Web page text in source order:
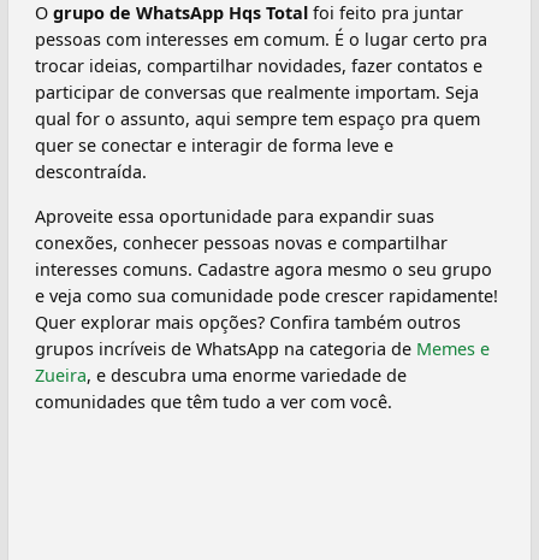
O grupo de WhatsApp Hqs Total foi feito pra juntar
pessoas com interesses em comum. É o lugar certo pra
trocar ideias, compartilhar novidades, fazer contatos e
participar de conversas que realmente importam. Seja
qual for o assunto, aqui sempre tem espaço pra quem
quer se conectar e interagir de forma leve e
descontraída.
Aproveite essa oportunidade para expandir suas
conexões, conhecer pessoas novas e compartilhar
interesses comuns. Cadastre agora mesmo o seu grupo
e veja como sua comunidade pode crescer rapidamente!
Quer explorar mais opções? Confira também outros
grupos incríveis de WhatsApp na categoria de Memes e
Zueira, e descubra uma enorme variedade de
comunidades que têm tudo a ver com você.